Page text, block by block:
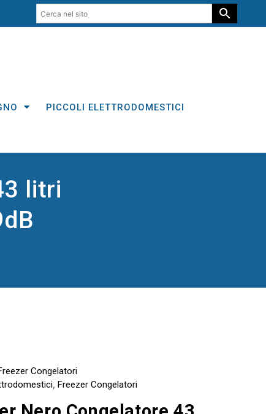
PICCOLI ELETTRODOMESTICI
litri
Congelatori
, Freezer Congelatori